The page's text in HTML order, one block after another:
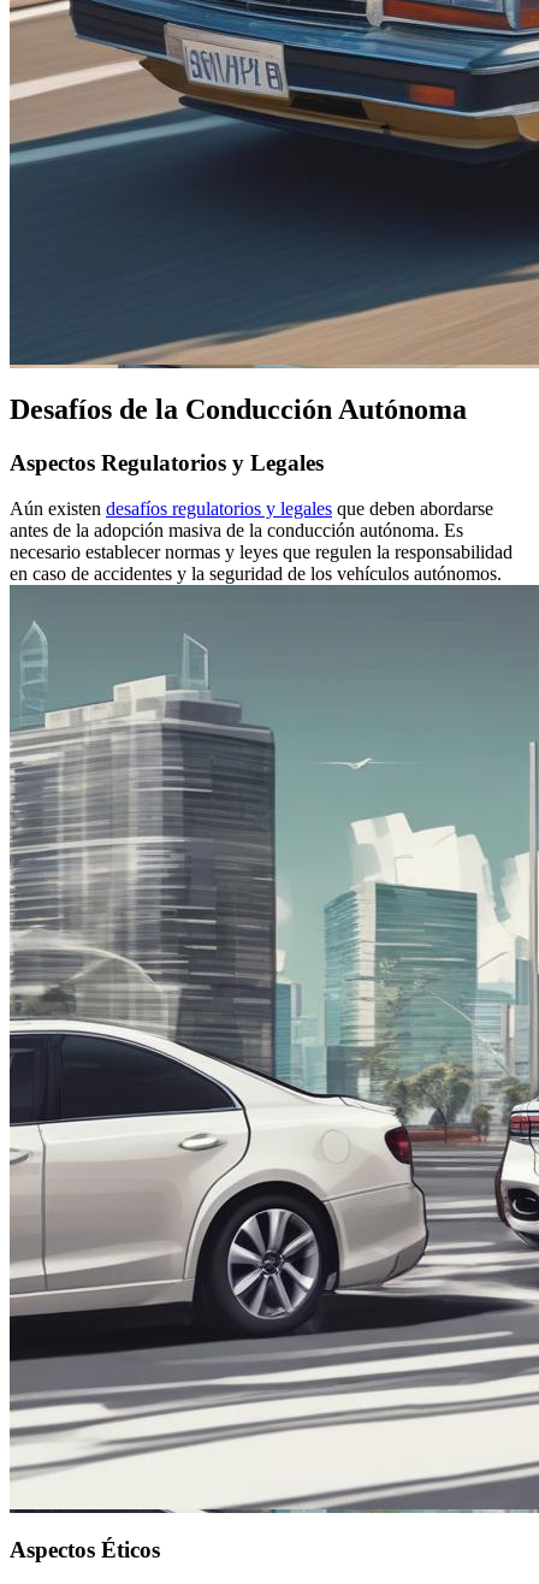
Desafíos de la Conducción Autónoma
Aspectos Regulatorios y Legales
Aún existen desafíos regulatorios y legales que deben abordarse
antes de la adopción masiva de la conducción autónoma. Es
necesario establecer normas y leyes que regulen la responsabilidad
en caso de accidentes y la seguridad de los vehículos autónomos.
Aspectos Éticos